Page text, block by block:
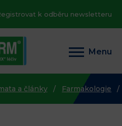
k odběru newsletteru
Menu
a články Farmakologie